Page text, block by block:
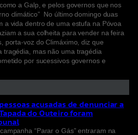
a Galp, e pelos governos que nos
climático” No último domingo duas
a vida dentro de uma estufa na Póvoa
a sua colheita para vender na feira
porta-voz do Climáximo, diz que
tragédia, mas não uma tragédia
por sucessivos governos e
acusadas de denunciar a
do Outeiro foram
“Parar o Gás” entraram na